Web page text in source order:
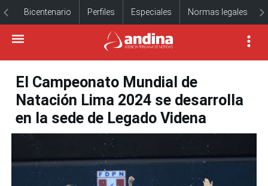
Bicentenario Perfiles Especiales Normas legales
El Campeonato Mundial de
Natación Lima 2024 se desarrolla
en la sede de Legado Videna